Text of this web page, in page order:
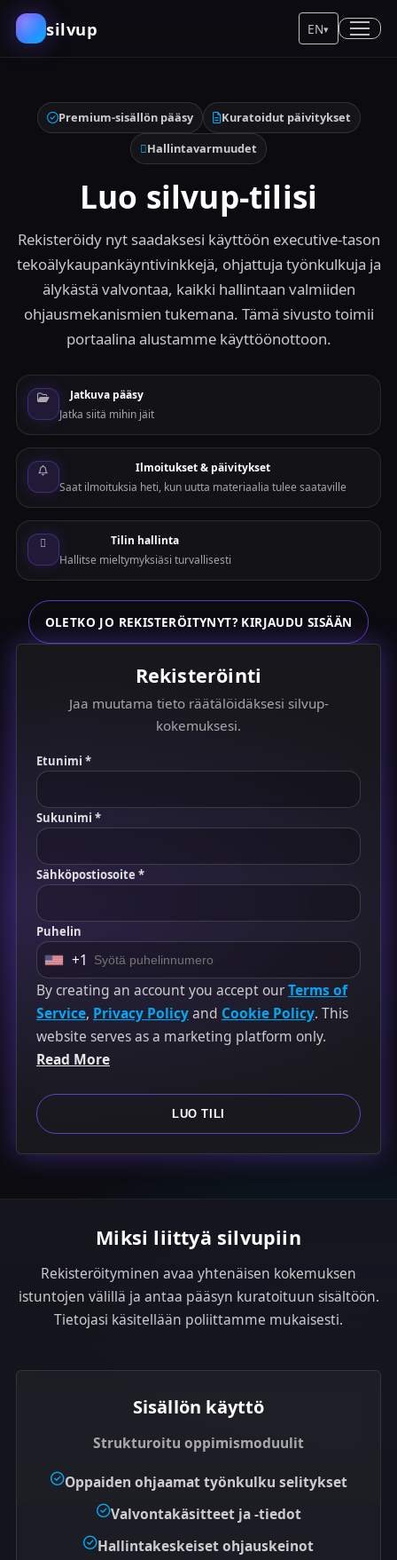
silvup EN▾
Premium-sisällön pääsy
Kuratoidut päivitykset
Hallintavarmuudet
Luo silvup-tilisi
Rekisteröidy nyt saadaksesi käyttöön executive-tason
tekoälykaupankäyntivinkkejä, ohjattuja työnkulkuja ja
älykästä valvontaa, kaikki hallintaan valmiiden
ohjausmekanismien tukemana. Tämä sivusto toimii
portaalina alustamme käyttöönottoon.
Jatkuva pääsy
Jatka siitä mihin jäit
Ilmoitukset & päivitykset
Saat ilmoituksia heti, kun uutta materiaalia tulee saataville
Tilin hallinta
Hallitse mieltymyksiäsi turvallisesti
OLETKO JO REKISTERÖITYNYT? KIRJAUDU SISÄÄN
Rekisteröinti
Jaa muutama tieto räätälöidäksesi silvup-
kokemuksesi.
Etunimi *
Sukunimi *
Sähköpostiosoite *
Puhelin
U
n
i
t
e
t
a
1
+1
By creating an account you accept ourTerms of
Service, Privacy Policyand Cookie Policy. This
website serves as a marketing platform only.
Read More
LUO TILI
Miksi liittyä silvupiin
Rekisteröityminen avaa yhtenäisen kokemuksen
istuntojen välillä ja antaa pääsyn kuratoituun sisältöön.
Tietojasi käsitellään poliittamme mukaisesti.
Sisällön käyttö
Strukturoitu oppimismoduulit
Oppaiden ohjaamat työnkulku selitykset
Valvontakäsitteet ja -tiedot
Hallintakeskeiset ohjauskeinot